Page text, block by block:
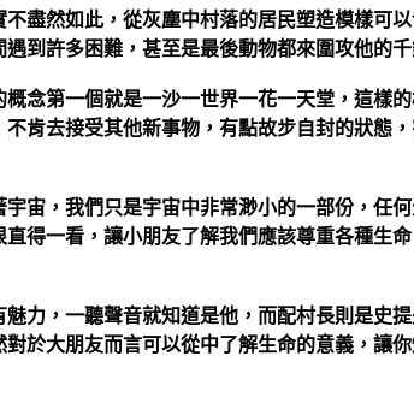
盡然如此，從灰塵中村落的居民塑造模樣可
到許多困難，甚至是最後動物都來圍攻他的
念第一個就是一沙一世界一花一天堂，這樣
肯去接受其他新事物，有點故步自封的狀態
宙，我們只是宇宙中非常渺小的一部份，任
得一看，讓小朋友了解我們應該尊重各種生
力，一聽聲音就知道是他，而配村長則是史
於大朋友而言可以從中了解生命的意義，讓